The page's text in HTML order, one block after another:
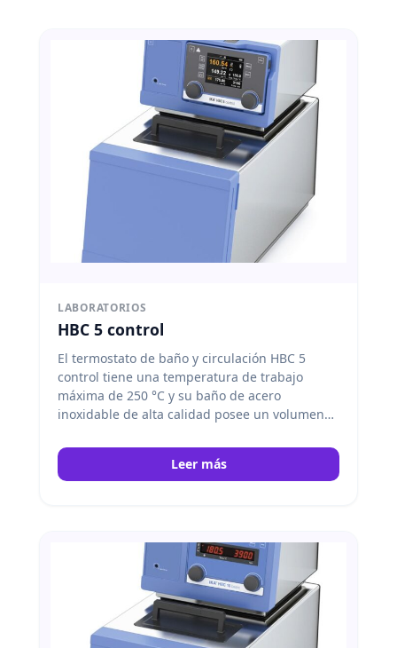
LABORATORIOS
HBC 5 control
El termostato de baño y circulación HBC 5
control tiene una temperatura de trabajo
máxima de 250 °C y su baño de acero
inoxidable de alta calidad posee un volumen
TFT en color muestra todos los datos
relevantes del proceso. Con solo pulsar un
calentamiento sumamente cortos. La
navegación de menú mediante pulsadores y
mandos giratorios, en varios idiomas y asistida
por imágenes, es sencilla y segura. IKA
Leer más